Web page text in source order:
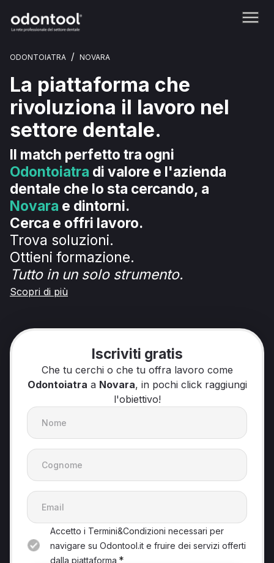
ODONTOIATRA / NOVARA
La piattaforma che
rivoluziona il lavoro nel
settore dentale.
Il match perfetto tra ogni
Odontoiatra di valore e l'azienda
dentale che lo sta cercando, a
Novara e dintorni.
Cerca e offri lavoro.
Trova soluzioni.
Ottieni formazione.
Tutto in un solo strumento.
Scopri di più
Iscriviti gratis
Che tu cerchi o che tu offra lavoro come
Odontoiatra a Novara, in pochi click raggiungi
l'obiettivo!
Accetto i Termini&Condizioni necessari per
navigare su Odontool.it e fruire dei servizi offerti
dalla piattaforma *